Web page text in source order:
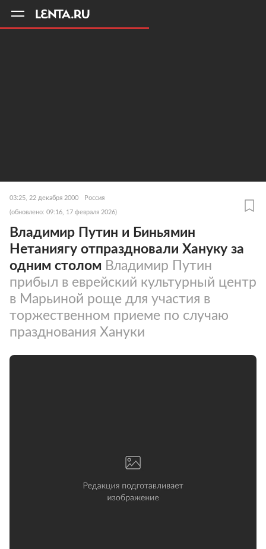
03:25, 22 декабря 2000 Россия
(обновлено: 09:16, 17 февраля 2026)
Владимир Путин и Биньямин
Нетаниягу отпраздновали Хануку за
одним столом Владимир Путин
прибыл в еврейский культурный центр
в Марьиной роще для участия в
торжественном приеме по случаю
празднования Хануки